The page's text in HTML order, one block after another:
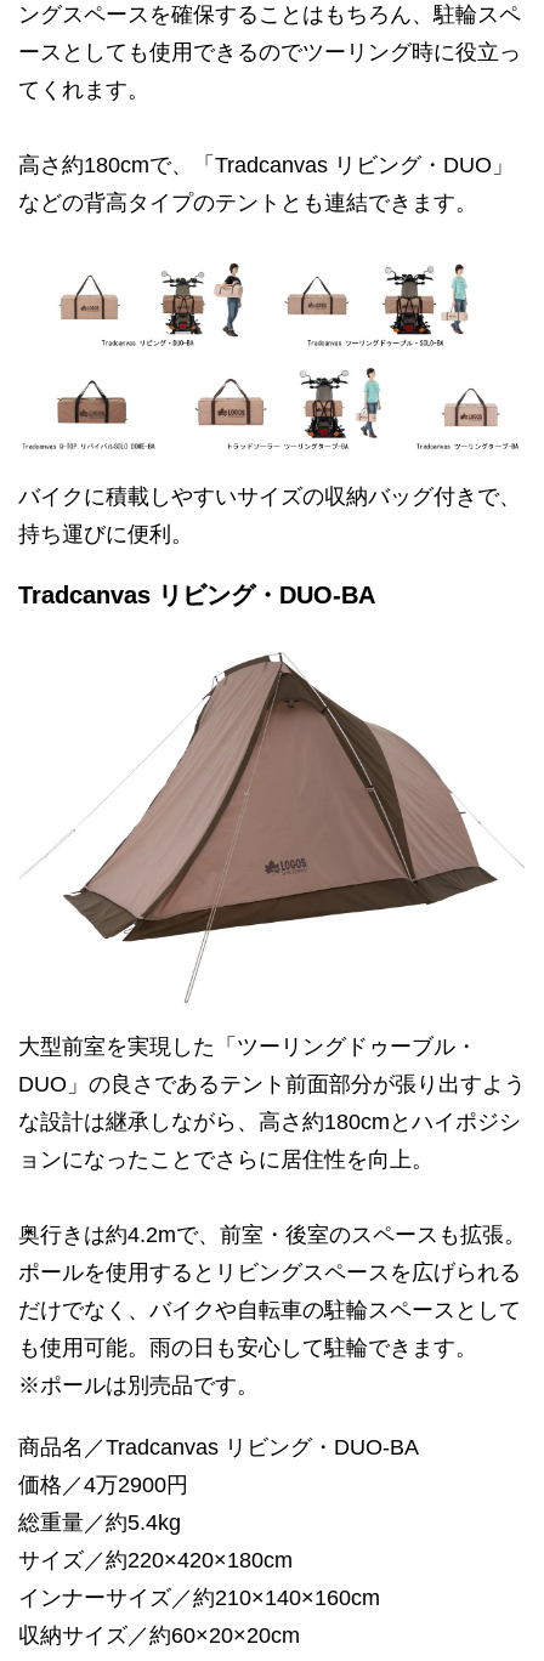
ングスペースを確保することはもちろん、駐輪スペ
ースとしても使用できるのでツーリング時に役立っ
てくれます。
高さ約180cmで、「Tradcanvas リビング・DUO」
などの背高タイプのテントとも連結できます。
バイクに積載しやすいサイズの収納バッグ付きで、
持ち運びに便利。
Tradcanvas リビング・DUO-BA
大型前室を実現した「ツーリングドゥーブル・
DUO」の良さであるテント前面部分が張り出すよう
な設計は継承しながら、高さ約180cmとハイポジシ
ョンになったことでさらに居住性を向上。
奥行きは約4.2mで、前室・後室のスペースも拡張。
ポールを使用するとリビングスペースを広げられる
だけでなく、バイクや自転車の駐輪スペースとして
も使用可能。雨の日も安心して駐輪できます。
※ポールは別売品です。
商品名／Tradcanvas リビング・DUO-BA
価格／4万2900円
総重量／約5.4kg
サイズ／約220×420×180cm
インナーサイズ／約210×140×160cm
収納サイズ／約60×20×20cm